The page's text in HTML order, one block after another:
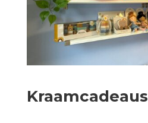
Kraamcadeaus